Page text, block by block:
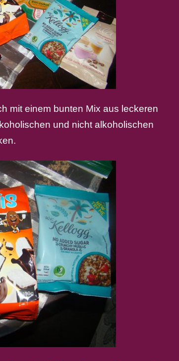
mit einem bunten Mix aus leckeren
und nicht alkoholischen